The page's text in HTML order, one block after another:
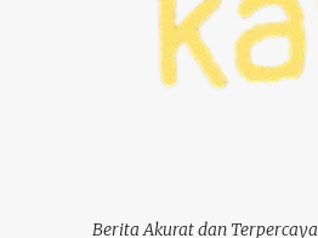
Berita Akurat dan Terpercaya